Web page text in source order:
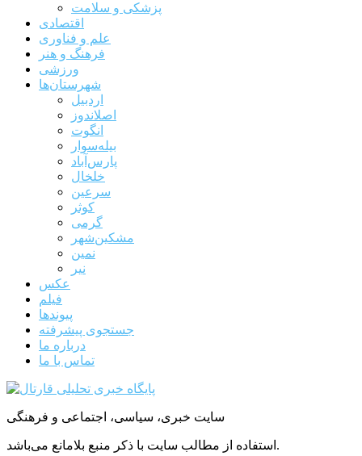
پزشکی و سلامت
اقتصادی
علم و فناوری
فرهنگ و هنر
ورزشی
شهرستان‌ها
اردبیل
اصلاندوز
انگوت
بیله‌سوار
پارس‌آباد
خلخال
سرعین
کوثر
گرمی
مشکین‌شهر
نمین
نیر
عکس
فیلم
پیوندها
جستجوی پیشرفته
درباره ما
تماس با ما
سایت خبری، سیاسی، اجتماعی و فرهنگی
استفاده از مطالب سایت با ذکر منبع بلامانع می‌باشد.